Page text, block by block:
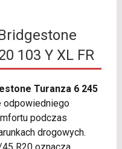
103 Y XL FR
Turanza 6 245
podczas
drogowych.